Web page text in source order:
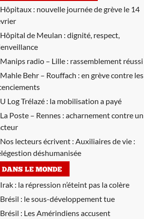
Hôpitaux : nouvelle journée de grève le 14
Hôpital de Meulan : dignité, respect,
Manips radio – Lille : rassemblement réussi
Mahle Behr – Rouffach : en grève contre les
U Log Trélazé : la mobilisation a payé
La Poste – Rennes : acharnement contre un
Nos lecteurs écrivent : Auxiliaires de vie :
déshumanisée
DANS LE MONDE
Irak : la répression n’éteint pas la colère
Brésil : le sous-développement tue
Brésil : Les Amérindiens accusent